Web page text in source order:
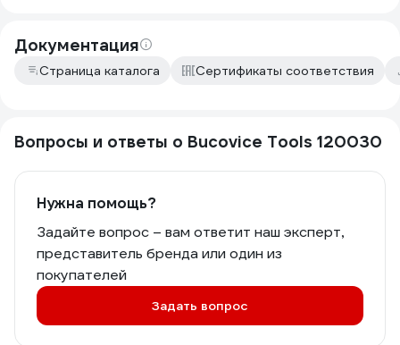
Документация
Страница каталога Сертификаты соответствия
Вопросы и ответы о Bucovice Tools 120030
Нужна помощь?
Задайте вопрос – вам ответит наш эксперт,
представитель бренда или один из
покупателей
Задать вопрос